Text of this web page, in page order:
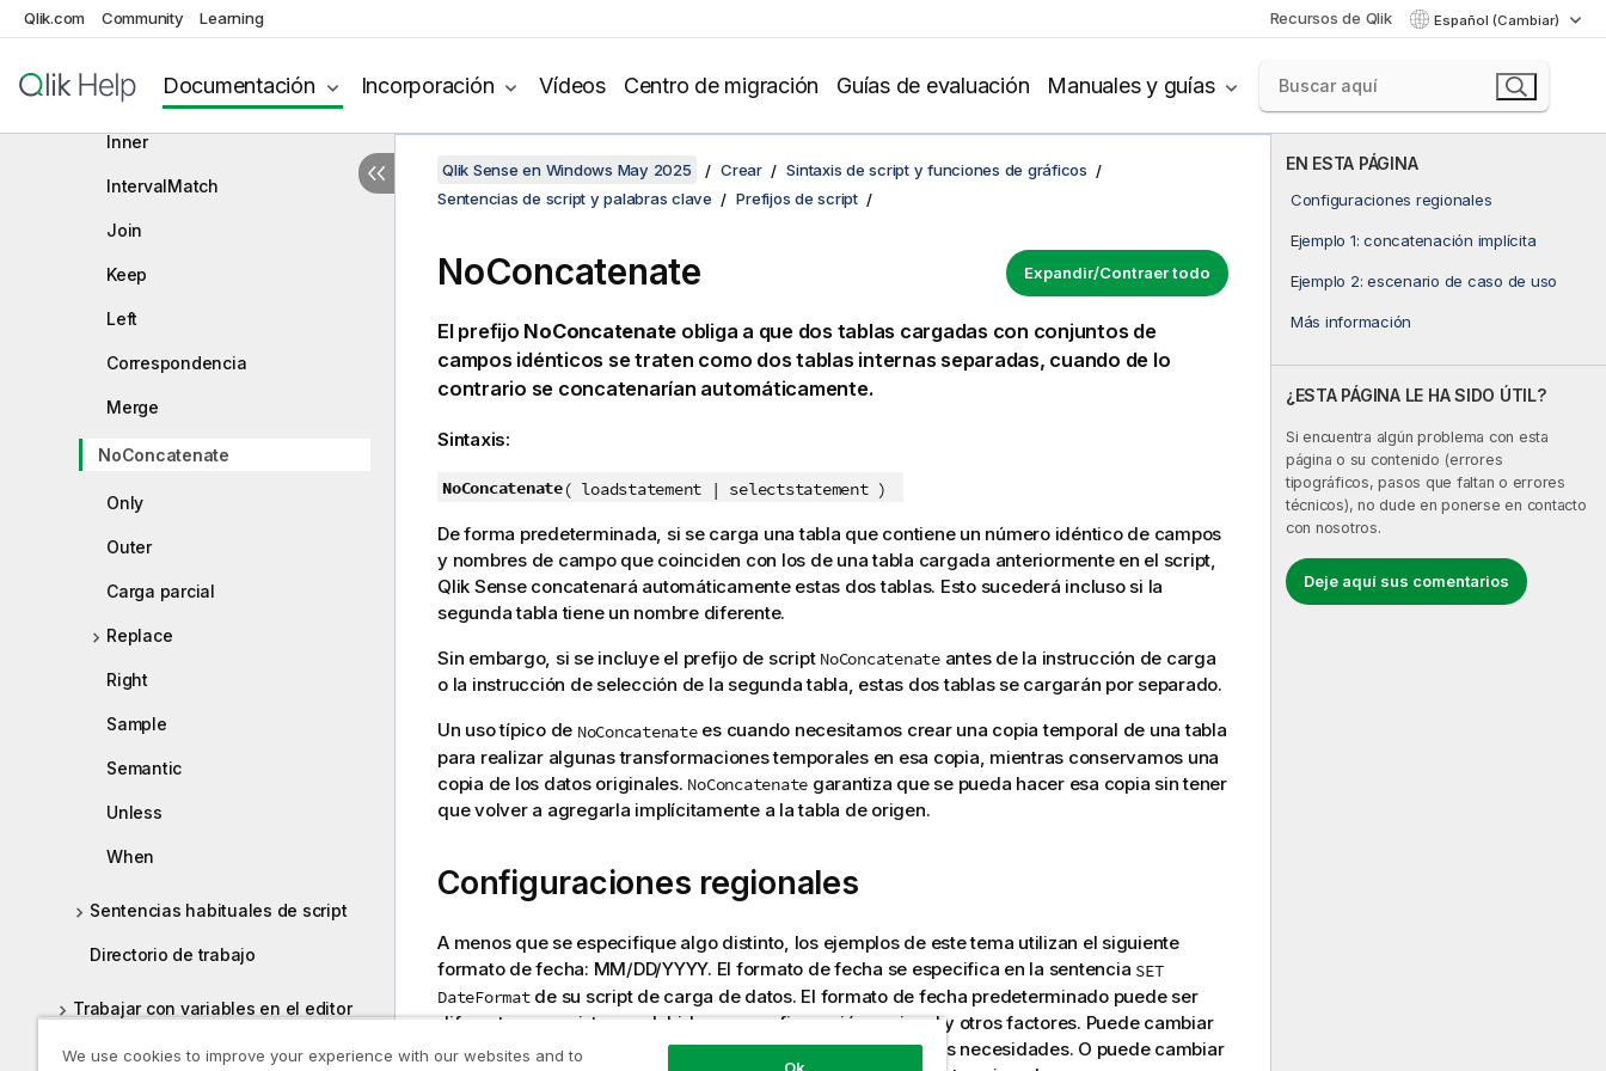
Qlik.com Community Learning Recursos de Qlik Español (Cambiar)
Documentación Incorporación Vídeos Centro de migración Guías de evaluación Manuales y guías
Generic
HierarchyBelongsTo
Inner
IntervalMatch
Join
Keep
Left
Correspondencia
Merge
NoConcatenate
Only
Outer
Carga parcial
Replace
Right
Sample
Semantic
Unless
When
Sentencias habituales de script
Directorio de trabajo
Trabajar con variables en el editor
EN ESTA PÁGINA
Configuraciones regionales
Ejemplo 1: concatenación implícita
Ejemplo 2: escenario de caso de uso
Más información
¿ESTA PÁGINA LE HA SIDO ÚTIL?
Si encuentra algún problema con esta
página o su contenido (errores
tipográficos, pasos que faltan o errores
técnicos), no dude en ponerse en contacto
con nosotros.
Deje aquí sus comentarios
Qlik Sense en Windows May 2025 Crear
Sintaxis de script y funciones de gráficos
Sentencias de script y palabras clave
Prefijos de script
Expandir/Contraer todo
NoConcatenate
El prefijo NoConcatenate obliga a que dos tablas cargadas con conjuntos de
campos idénticos se traten como dos tablas internas separadas, cuando de lo
contrario se concatenarían automáticamente.
Sintaxis:
NoConcatenate( loadstatement | selectstatement )
De forma predeterminada, si se carga una tabla que contiene un número idéntico de campos
y nombres de campo que coinciden con los de una tabla cargada anteriormente en el script,
Qlik Senseconcatenará automáticamente estas dos tablas. Esto sucederá incluso si la
segunda tabla tiene un nombre diferente.
Sin embargo, si se incluye el prefijo de script NoConcatenateantes de la instrucción de carga
o la instrucción de selección de la segunda tabla, estas dos tablas se cargarán por separado.
Un uso típico de NoConcatenatees cuando necesitamos crear una copia temporal de una tabla
para realizar algunas transformaciones temporales en esa copia, mientras conservamos una
copia de los datos originales. NoConcatenate garantiza que se pueda hacer esa copia sin tener
que volver a agregarla implícitamente a la tabla de origen.
Configuraciones regionales
A menos que se especifique algo distinto, los ejemplos de este tema utilizan el siguiente
formato de fecha: MM/DD/YYYY. El formato de fecha se especifica en la sentencia SET
DateFormatde su script de carga de datos. El formato de fecha predeterminado puede ser
diferente en su sistema, debido a su configuración regional y otros factores. Puede cambiar
el formato en los ejemplos a continuación para ajustarlo a sus necesidades. O puede cambiar
We use cookies to improve your experience with our websites and to